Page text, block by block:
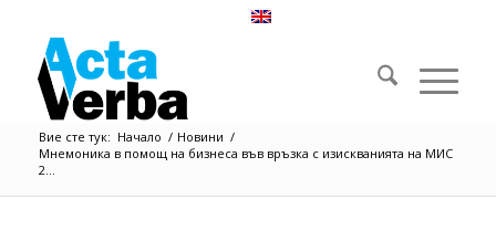
Вие сте тук: Начало / Новини /
Мнемоника в помощ на бизнеса във връзка с изискванията на МИС
2...